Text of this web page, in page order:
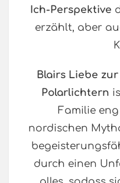
Ich-Perspektive
erzählt, aber
Blairs Liebe
Polarlichtern
Familie
nordischen
durch einen